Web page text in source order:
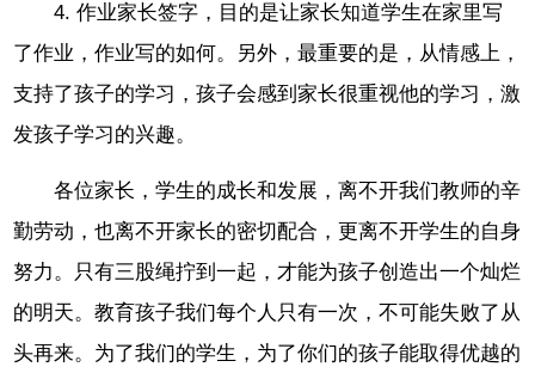
4. 作业家长签字，目的是让家长知道学生在家里写
了作业，作业写的如何。另外，最重要的是，从情感上，
支持了孩子的学习，孩子会感到家长很重视他的学习，激
发孩子学习的兴趣。
各位家长，学生的成长和发展，离不开我们教师的辛
勤劳动，也离不开家长的密切配合，更离不开学生的自身
努力。只有三股绳拧到一起，才能为孩子创造出一个灿烂
的明天。教育孩子我们每个人只有一次，不可能失败了从
头再来。为了我们的学生，为了你们的孩子能取得优越的